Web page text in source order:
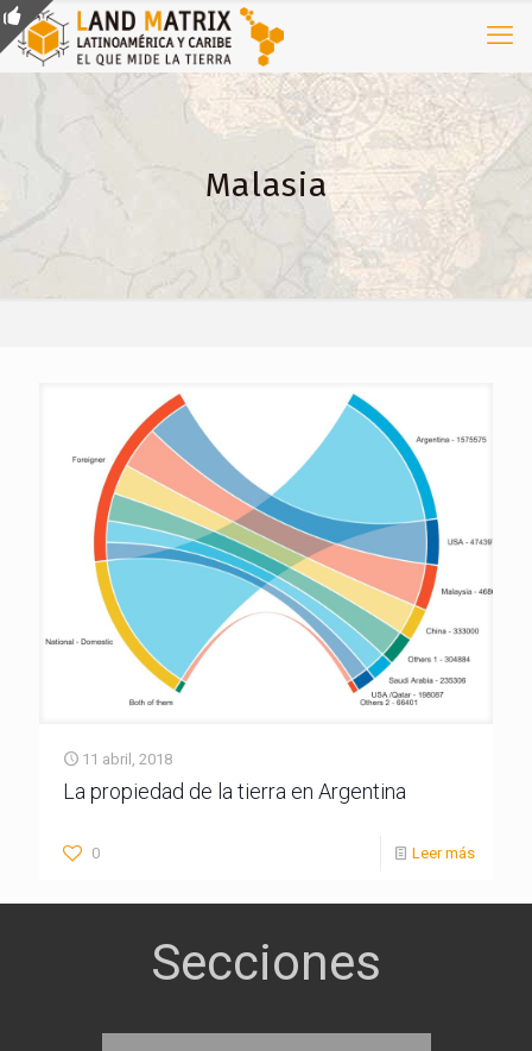
Malasia
11 abril, 2018
La propiedad de la tierra en Argentina
0 Leer más